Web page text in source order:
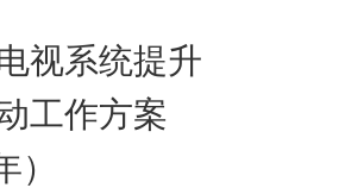
视系统提升
工作方案
）